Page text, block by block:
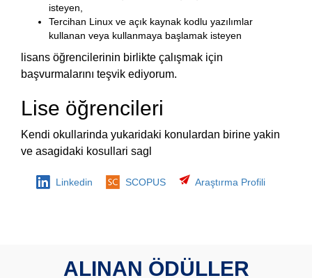
isteyen,
Tercihan Linux ve açık kaynak kodlu yazılımlar
kullanan veya kullanmaya başlamak isteyen
lisans öğrencilerinin birlikte çalışmak için
başvurmalarını teşvik ediyorum.
Lise öğrencileri
Kendi okullarinda yukaridaki konulardan birine yakin
ve asagidaki kosullari sagl
Linkedin SCOPUS Araştırma Profili
ALINAN ÖDÜLLER